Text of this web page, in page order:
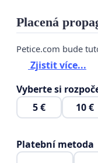
Placená
Petice.com bude
Zjistit více...
Vyberte si
5 €
10 €
Platební metoda